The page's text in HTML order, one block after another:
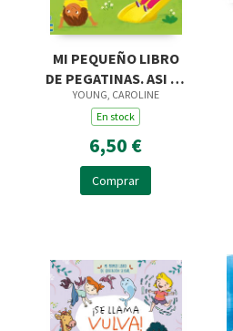
MI PEQUEÑO LIBRO
DE PEGATINAS. ASI ES
MI CUERPO
YOUNG, CAROLINE
En stock
6,50 €
Comprar